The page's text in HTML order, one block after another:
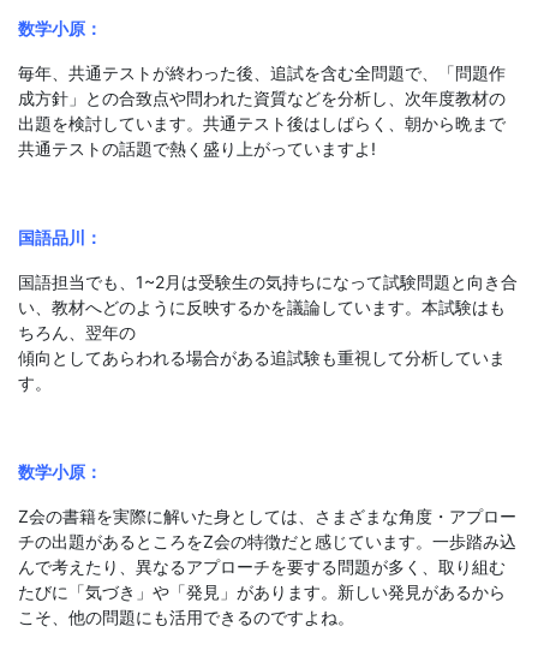
数学小原：
毎年、共通テストが終わった後、追試を含む全問題で、「問題作
成方針」との合致点や問われた資質などを分析し、次年度教材の
出題を検討しています。共通テスト後はしばらく、朝から晩まで
共通テストの話題で熱く盛り上がっていますよ!
国語品川：
国語担当でも、1~2月は受験生の気持ちになって試験問題と向き合
い、教材へどのように反映するかを議論しています。本試験はも
ちろん、翌年の
傾向としてあらわれる場合がある追試験も重視して分析していま
す。
数学小原：
Z会の書籍を実際に解いた身としては、さまざまな角度・アプロー
チの出題があるところをZ会の特徴だと感じています。一歩踏み込
んで考えたり、異なるアプローチを要する問題が多く、取り組む
たびに「気づき」や「発見」があります。新しい発見があるから
こそ、他の問題にも活用できるのですよね。